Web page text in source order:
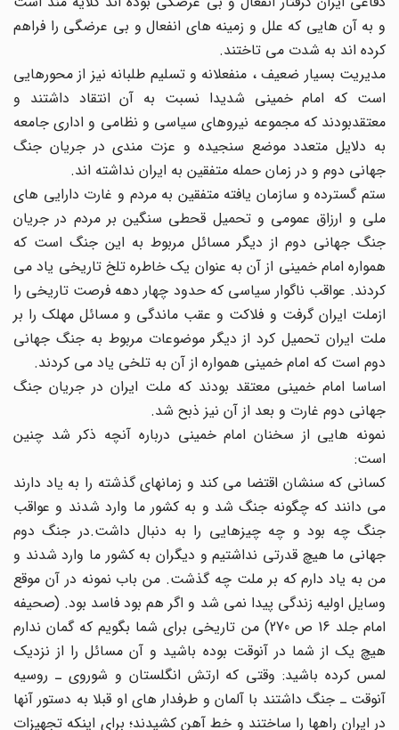
و به آن هایی که علل و زمینه های انفعال و بی عرضگی را فراهم
کرده اند به شدت می تاختند.
مدیریت بسیار ضعیف ، منفعلانه و تسلیم طلبانه نیز از محورهایی
است که امام خمینی شدیدا نسبت به آن انتقاد داشتند و
معتقدبودند که مجموعه نیروهای سیاسی و نظامی و اداری جامعه
به دلایل متعدد موضع سنجیده و عزت مندی در جریان جنگ
جهانی دوم و در زمان حمله متفقین به ایران نداشته اند.
ستم گسترده و سازمان یافته متفقین به مردم و غارت دارایی های
ملی و ارزاق عمومی و تحمیل قحطی سنگین بر مردم در جریان
جنگ جهانی دوم از دیگر مسائل مربوط به این جنگ است که
همواره امام خمینی از آن به عنوان یک خاطره تلخ تاریخی یاد می
کردند. عواقب ناگوار سیاسی که حدود چهار دهه فرصت تاریخی را
ازملت ایران گرفت و فلاکت و عقب ماندگی و مسائل مهلک را بر
ملت ایران تحمیل کرد از دیگر موضوعات مربوط به جنگ جهانی
دوم است که امام خمینی همواره از آن به تلخی یاد می کردند.
اساسا امام خمینی معتقد بودند که ملت ایران در جریان جنگ
جهانی دوم غارت و بعد از آن نیز ذبح شد.
نمونه هایی از سخنان امام خمینی درباره آنچه ذکر شد چنین
است:
کسانی که سنشان اقتضا می کند و زمانهای گذشته را به یاد دارند
می دانند که چگونه جنگ شد و به کشور ما وارد شدند و عواقب
جنگ چه بود و چه چیزهایی را به دنبال داشت.در جنگ دوم
جهانی ما هیچ قدرتی نداشتیم و دیگران به کشور ما وارد شدند و
من به یاد دارم که بر ملت چه گذشت. من باب نمونه در آن موقع
وسایل اولیه زندگی پیدا نمی شد و اگر هم بود فاسد بود. (صحیفه
امام جلد 16 ص 270) من تاریخی برای شما بگویم که گمان ندارم
هیچ یک از شما در آنوقت بوده باشید و آن مسائل را از نزدیک
لمس کرده باشید: وقتی که ارتش انگلستان و شوروی ـ روسیه
آنوقت ـ جنگ داشتند با آلمان و طرفدار های او قبلا به دستور آنها
در ایران راهها را ساختند و خط آهن کشیدند؛ برای اینکه تجهیزات